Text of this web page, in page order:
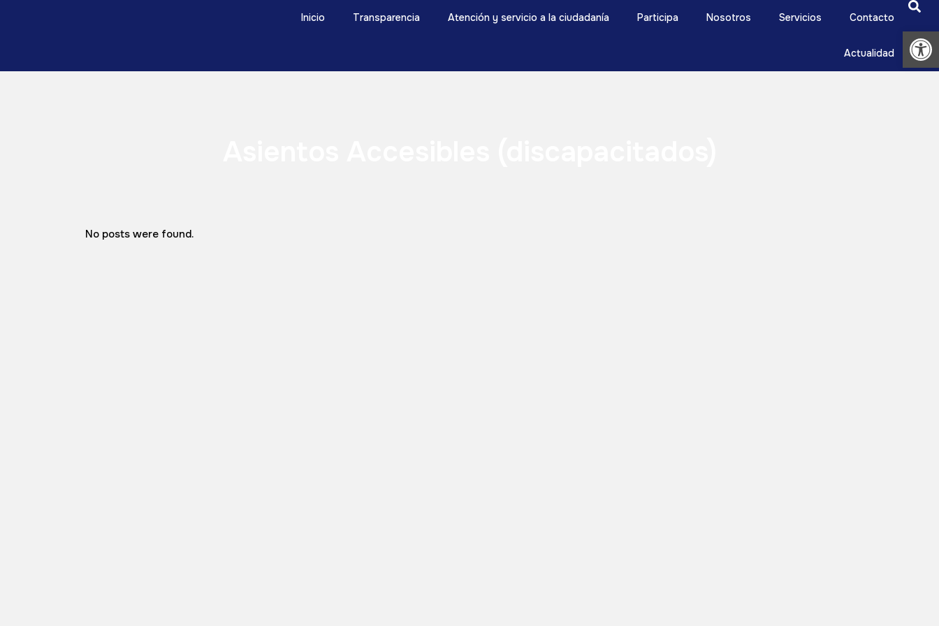
Inicio Transparencia Atención y servicio a la ciudadanía Participa Nosotros Servicios Contacto
Actualidad
No posts were found.